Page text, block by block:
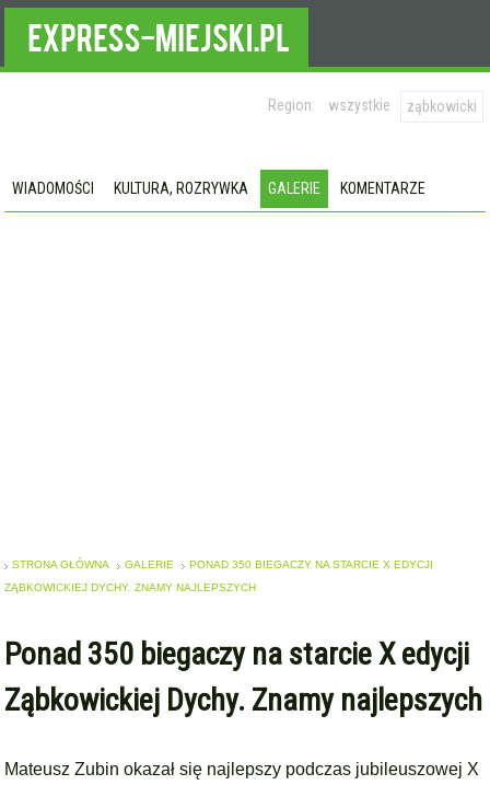
Region: wszystkie ząbkowicki
WIADOMOŚCI KULTURA, ROZRYWKA GALERIE KOMENTARZE
STRONA GŁÓWNA GALERIE
PONAD 350 BIEGACZY NA STARCIE X EDYCJI
ZĄBKOWICKIEJ DYCHY. ZNAMY NAJLEPSZYCH
Ponad 350 biegaczy na starcie X edycji
Ząbkowickiej Dychy. Znamy najlepszych
Mateusz Zubin okazał się najlepszy podczas jubileuszowej X